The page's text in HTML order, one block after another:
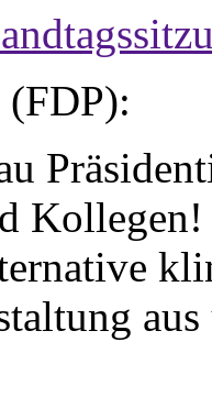
Kollegen!